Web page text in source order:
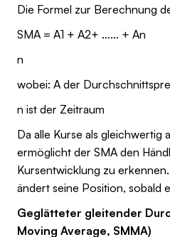
Die Formel zur Berechnung
SMA = A1 + A2+ …… + An
n
wobei: A der
n ist der Zeitraum
Da alle Kurse als gleichwertig
ermöglicht der SMA den
Kursentwicklung zu
ändert seine Position, sobald
Geglätteter gleitender
Moving Average, SMMA)